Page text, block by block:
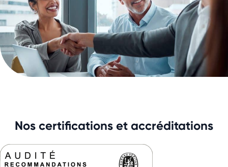
Nos certifications et accréditations